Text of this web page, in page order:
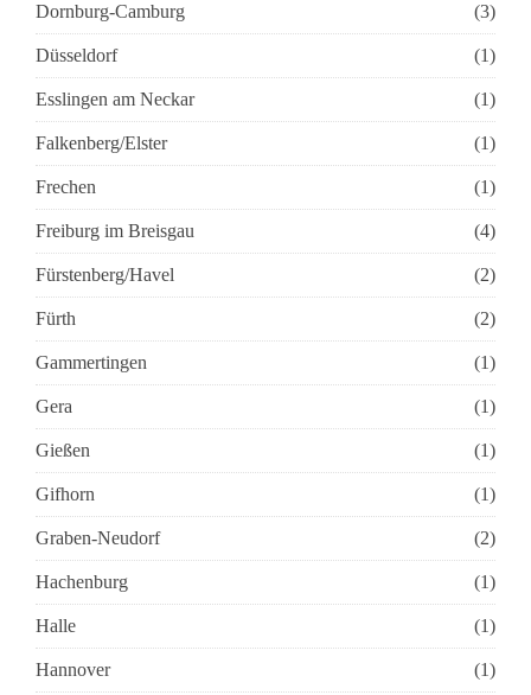
Dornburg-Camburg (3)
Düsseldorf (1)
Esslingen am Neckar (1)
Falkenberg/Elster (1)
Frechen (1)
Freiburg im Breisgau (4)
Fürstenberg/Havel (2)
Fürth (2)
Gammertingen (1)
Gera (1)
Gießen (1)
Gifhorn (1)
Graben-Neudorf (2)
Hachenburg (1)
Halle (1)
Hannover (1)